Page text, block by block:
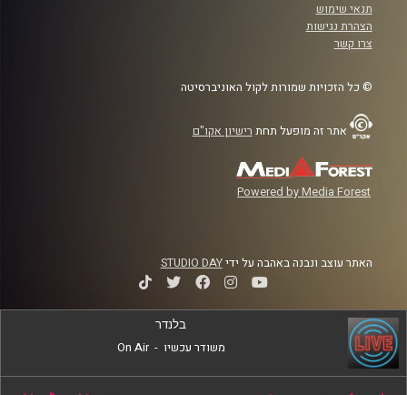
תנאי שימוש
הצהרת נגישות
צרו קשר
© כל הזכויות שמורות לקול האוניברסיטה
אתר זה מופעל תחת רישיון אקו"ם
Powered by Media Forest
האתר עוצב ונבנה באהבה על ידיSTUDIO DAY
בלנדר
משודר עכשיו -
On Air